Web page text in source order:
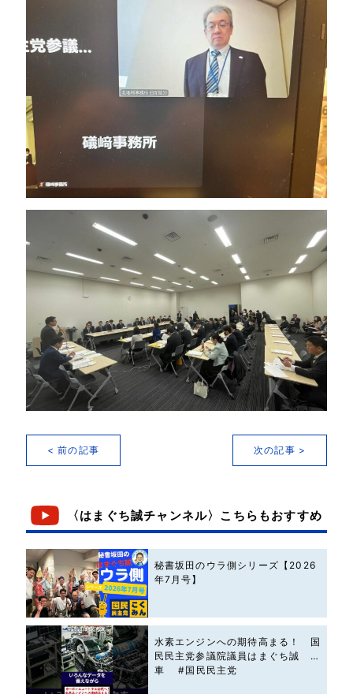
< 前の記事 次の記事 >
〈はまぐち誠チャンネル〉こちらもおすすめ
秘書坂田のウラ側シリーズ【2026
年7月号】
水素エンジンへの期待高まる！ 国
民民主党参議院議員はまぐち誠 #
車 #国民民主党